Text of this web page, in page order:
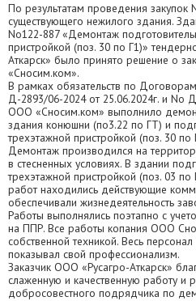
По результатам проведения
существующего нежилого здания.
No122-887 «Демонтаж
пристройкой (поз. 30 по Г1)»
Аткарск» было принято решение о
«Сносим.ком».
В рамках обязательств по
Д-2893/06-2024 от 25.06.2024г. и No
ООО «Сносим.ком» выполнило
здания конюшни (по3.22 по ГТ) и
трехэтажной пристройкой (поз. 30 по
Демонтаж производился на
в стесненных условиях. В здании
трехэтажной пристройкой (поз. 03
работ находились действующие
обеспечивали жизнедеятельность
Работы выполнялись поэтапно с
на ППР. Все работы копания ООО
собственной техникой. Весь
показывал свой профессионализм.
Заказчик ООО «Русагро-Аткарск»
слаженную и качественную работу и
добросовестного подрядчика по